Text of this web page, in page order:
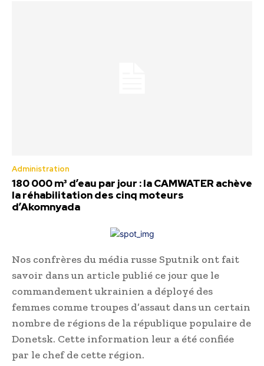
Administration
180 000 m³ d’eau par jour : la CAMWATER achève
la réhabilitation des cinq moteurs
d’Akomnyada
Nos confrères du média russe Sputnik ont fait
savoir dans un article publié ce jour que le
commandement ukrainien a déployé des
femmes comme troupes d’assaut dans un certain
nombre de régions de la république populaire de
Donetsk. Cette information leur a été confiée
par le chef de cette région.